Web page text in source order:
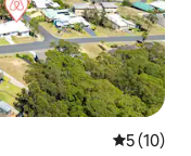
Note
5 (10)